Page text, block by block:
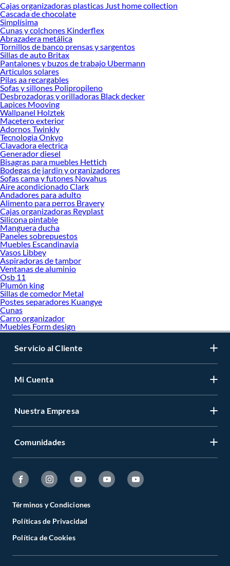
Desde remodelaciones hasta proyectos de decoración, estamos aquí para hacer
tus ideas realidad. ¡Visítanos y encuentra todo lo que tenemos para ofrecerte en
Copas!
Explora la variedad de productos de Copas en Sodimac
Herramientas, materiales y accesorios de calidad para tus proyectos y
renovación de espacios. ¡Visítanos y descubre todo lo que tenemos para
ofrecerte!
Encuentra una amplia variedad de productos de Copas en Sodimac. Encuentra
todo lo necesario para tus proyectos de renovación y decoración. ¡Visítanos y
haz tus ideas realidad!
Cajas organizadoras plasticas Just home collection
Cascada de chocolate
Simplísima
Cunas y colchones Kinderflex
Abrazadera metálica
Tornillos de banco prensas y sargentos
Sillas de auto Britax
Pantalones y buzos de trabajo Ubermann
Articulos solares
Pilas aa recargables
Sofas y sillones Polipropileno
Desbrozadoras y orilladoras Black decker
Lapices Mooving
Wallpanel Holztek
Macetero exterior
Adornos Twinkly
Tecnologia Onkyo
Clavadora electrica
Generador diesel
Bisagras para muebles Hettich
Bodegas de jardin y organizadores
Sofas cama y futones Novahus
Aire acondicionado Clark
Andadores para adulto
Alimento para perros Bravery
Cajas organizadoras Reyplast
Silicona pintable
Manguera ducha
Paneles sobrepuestos
Muebles Escandinavia
Vasos Libbey
Aspiradoras de tambor
Ventanas de aluminio
Osb 11
Plumón king
Sillas de comedor Metal
Postes separadores Kuangye
Cunas
Carro organizador
Muebles Form design
Servicio al Cliente
Mi Cuenta
Nuestra Empresa
Comunidades
Términos y Condiciones
Políticas de Privacidad
Política de Cookies